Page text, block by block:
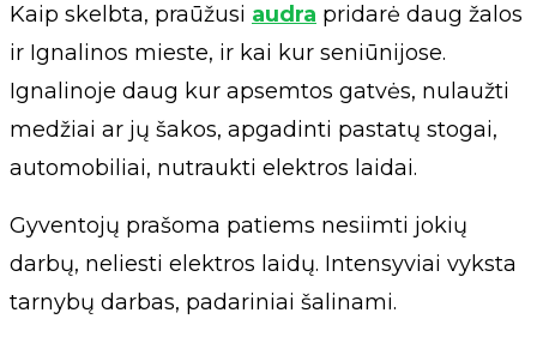
Kaip skelbta, praūžusi audra pridarė daug žalos
ir Ignalinos mieste, ir kai kur seniūnijose.
Ignalinoje daug kur apsemtos gatvės, nulaužti
medžiai ar jų šakos, apgadinti pastatų stogai,
automobiliai, nutraukti elektros laidai.
Gyventojų prašoma patiems nesiimti jokių
darbų, neliesti elektros laidų. Intensyviai vyksta
tarnybų darbas, padariniai šalinami.